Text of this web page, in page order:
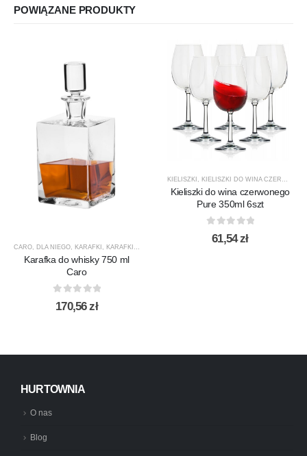
POWIĄZANE PRODUKTY
CARO, DLA NIEGO, KARAFKI , KARAFKI DO WHISKY
Karafka do whisky 750 ml
Caro
0out of 5
170,56zł
KIELISZKI , KIELISZKI DO WINA CZERWONEGO
Kieliszki do wina czerwonego
Pure 350ml 6szt
out of 5
61,54zł
HURTOWNIA
O nas
Blog